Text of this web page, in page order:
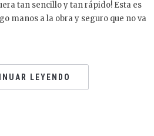
tan sencillo y tan rápido! Esta es
manos a la obra y seguro que no va
LEYENDO